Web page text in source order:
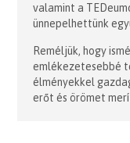
valamint a
ünnepelhettünk
Reméljük, hogy
emlékezetesebbé
élményekkel
erőt és örömet